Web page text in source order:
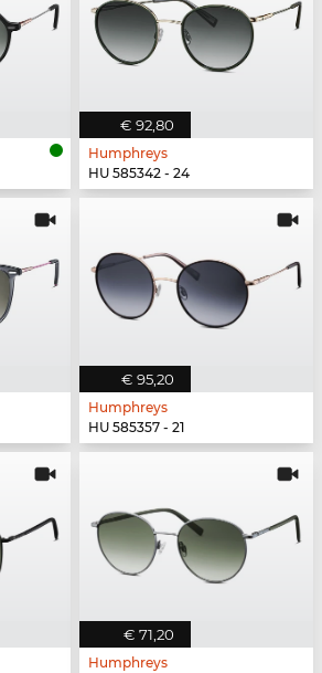
€ 92,80
Humphreys
HU 585342 - 24
€ 95,20
Humphreys
HU 585357 - 21
€ 71,20
Humphreys